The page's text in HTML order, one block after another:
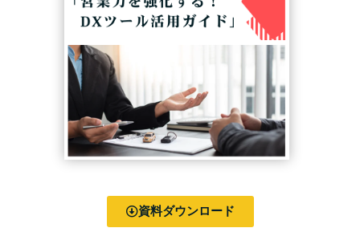
資料ダウンロード